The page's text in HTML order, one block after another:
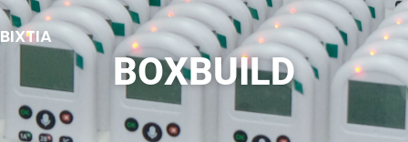
BOXBUILD